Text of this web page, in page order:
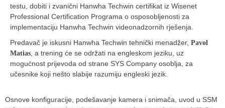
testu, dobiti i zvanični Hanwha Techwin certifikat iz Wisenet
Professional Certification Programa o osposobljenosti za
implementaciju Hanwha Techwin videonadzornih rješenja.
Predavač je iskusni Hanwha Techwin tehnički menadžer, Pavol
Matias , a trening će se održati na engleskom jeziku, uz
mogućnost prijevoda od strane SYS Company osoblja, za
učesnike koji nešto slabije razumiju engleski jezik.
Osnove konfiguracije, podešavanje kamera i snimača, uvod u SSM